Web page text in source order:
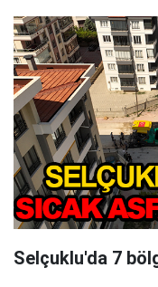
Selçuklu'da 7